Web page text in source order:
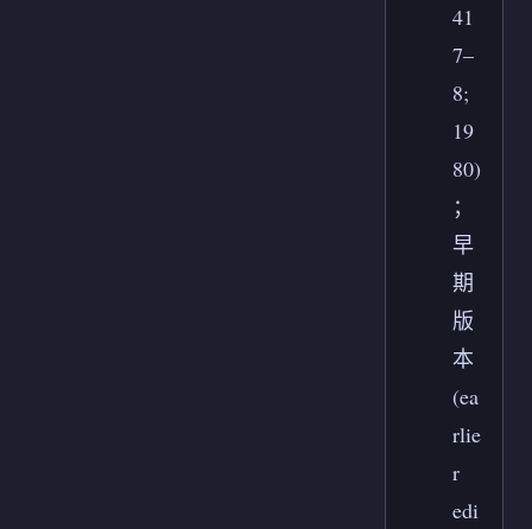
41
7–
8;
19
80)
；
早
期
版
本
(ea
rlie
r
edi